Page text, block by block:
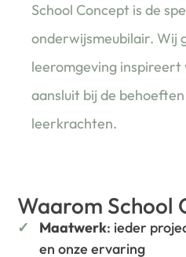
School Concept is de
onderwijsmeubilair. Wij
leeromgeving inspireert
aansluit bij de
leerkrachten.
Waarom School
Maatwerk: ieder
en onze ervaring